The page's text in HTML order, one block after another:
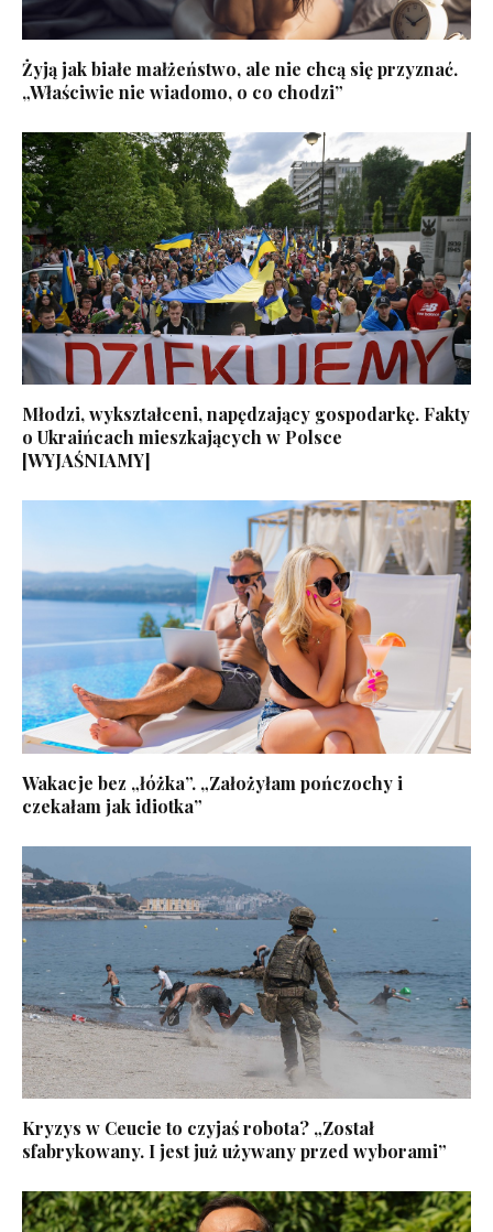
Żyją jak białe małżeństwo, ale nie chcą się przyznać.
„Właściwie nie wiadomo, o co chodzi”
Młodzi, wykształceni, napędzający gospodarkę. Fakty
o Ukraińcach mieszkających w Polsce
[WYJAŚNIAMY]
Wakacje bez „łóżka”. „Założyłam pończochy i
czekałam jak idiotka”
Kryzys w Ceucie to czyjaś robota? „Został
sfabrykowany. I jest już używany przed wyborami”